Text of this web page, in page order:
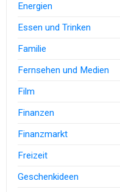
Energien
Essen und Trinken
Familie
Fernsehen und Medien
Film
Finanzen
Finanzmarkt
Freizeit
Geschenkideen